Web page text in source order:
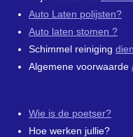
Auto Laten polijsten?
Auto laten stomen ?
Schimmel reiniging
Algemene voorwaarde
Wie is de poetser?
Hoe werken jullie?